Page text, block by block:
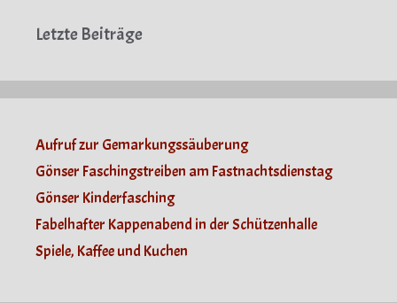
Letzte Beiträge
Aufruf zur Gemarkungssäuberung
Gönser Faschingstreiben am Fastnachtsdienstag
Gönser Kinderfasching
Fabelhafter Kappenabend in der Schützenhalle
Spiele, Kaffee und Kuchen